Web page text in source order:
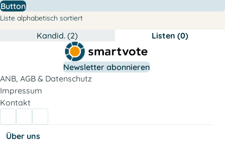
Button
Liste alphabetisch sortiert
Kandid. (2) Listen (0)
Newsletter abonnieren
ANB, AGB & Datenschutz
Impressum
Kontakt
Über uns